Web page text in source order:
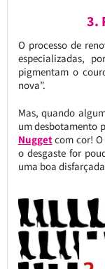
3.
O processo de
especializadas,
pigmentam o
nova”.
Mas, quando
um desbotamento
Nuggetcom cor! O
o desgaste for
uma boa